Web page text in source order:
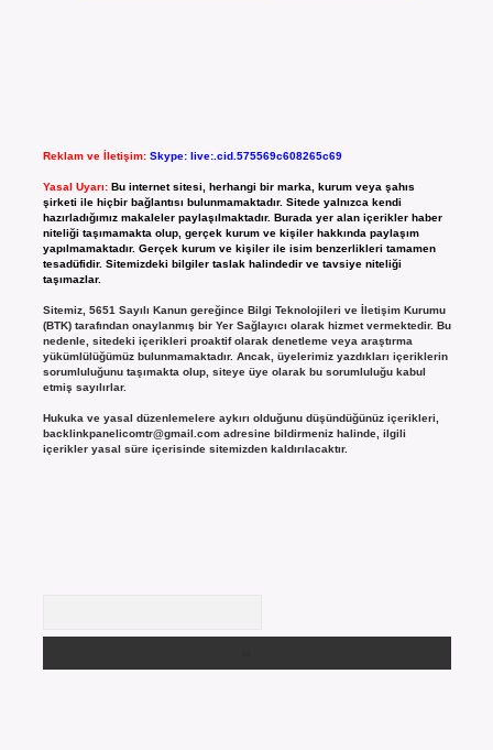
Reklam ve İletişim: Skype: live:.cid.575569c608265c69
Yasal Uyarı: Bu internet sitesi, herhangi bir marka, kurum veya şahıs
şirketi ile hiçbir bağlantısı bulunmamaktadır. Sitede yalnızca kendi
hazırladığımız makaleler paylaşılmaktadır. Burada yer alan içerikler haber
niteliği taşımamakta olup, gerçek kurum ve kişiler hakkında paylaşım
yapılmamaktadır. Gerçek kurum ve kişiler ile isim benzerlikleri tamamen
tesadüfidir. Sitemizdeki bilgiler taslak halindedir ve tavsiye niteliği
taşımazlar.
Sitemiz, 5651 Sayılı Kanun gereğince Bilgi Teknolojileri ve İletişim Kurumu
(BTK) tarafından onaylanmış bir Yer Sağlayıcı olarak hizmet vermektedir. Bu
nedenle, sitedeki içerikleri proaktif olarak denetleme veya araştırma
yükümlülüğümüz bulunmamaktadır. Ancak, üyelerimiz yazdıkları içeriklerin
sorumluluğunu taşımakta olup, siteye üye olarak bu sorumluluğu kabul
etmiş sayılırlar.
Hukuka ve yasal düzenlemelere aykırı olduğunu düşündüğünüz içerikleri,
backlinkpanelicomtr@gmail.comadresine bildirmeniz halinde, ilgili
içerikler yasal süre içerisinde sitemizden kaldırılacaktır.